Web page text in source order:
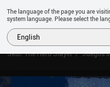
Skul: The Hero Slayer Juegos
The language of the page you are
system language. Please select the
English